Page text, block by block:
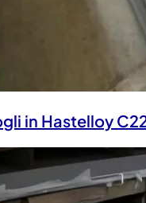
in Hastelloy